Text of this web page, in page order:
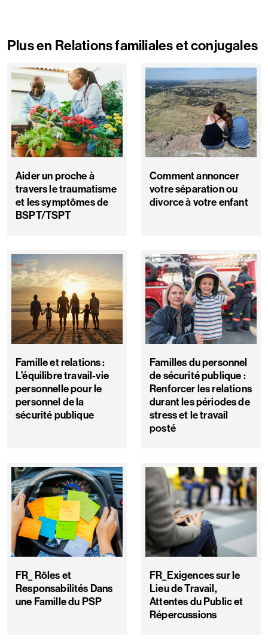
Plus en Relations familiales et conjugales
Aider un proche à
travers le traumatisme
et les symptômes de
BSPT/TSPT
Comment annoncer
votre séparation ou
divorce à votre enfant
Famille et relations :
L’équilibre travail-vie
personnelle pour le
personnel de la
sécurité publique
Familles du personnel
de sécurité publique :
Renforcer les relations
durant les périodes de
stress et le travail
posté
FR_ Rôles et
Responsabilités Dans
une Famille du PSP
FR_Exigences sur le
Lieu de Travail,
Attentes du Public et
Répercussions